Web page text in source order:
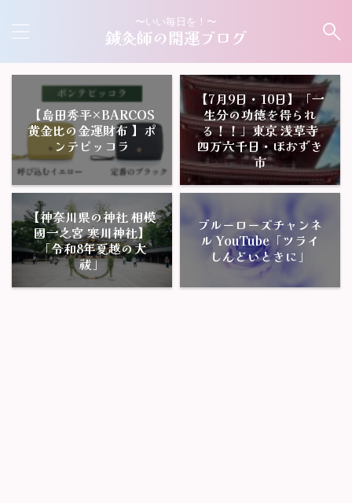
〜いい毎日を！〜
鍼灸師の開運ブログ
【島田秀平×BARCOS
黄金比の金運財布 】ポ
ンテピッコラ
【7月9日・10日】「一
生分の功徳を得られ
る！！」東京 浅草寺
四万六千日・ほおずき
市
【神奈川県の神社 相模
國一之宮 寒川神社】
「令和8年夏越の大
祓」
ブルーローズチャンネ
ル YouTube「ツライ
しんどいときに」